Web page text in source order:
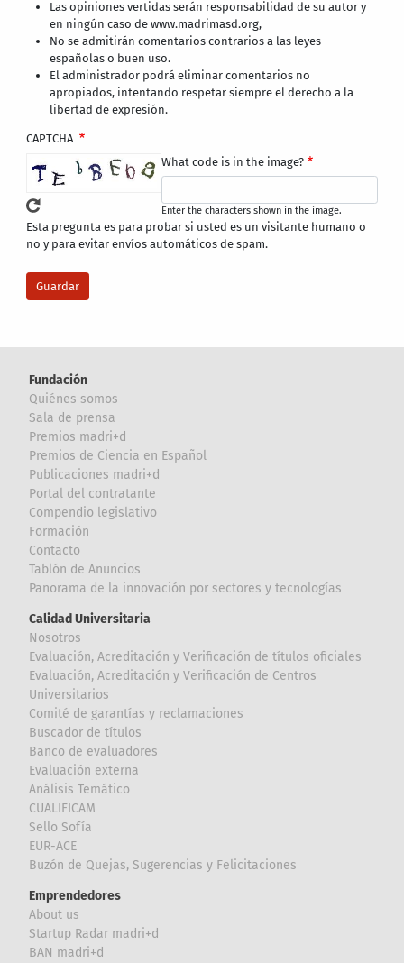
Las opiniones vertidas serán responsabilidad de su autor y
en ningún caso de www.madrimasd.org,
No se admitirán comentarios contrarios a las leyes
españolas o buen uso.
El administrador podrá eliminar comentarios no
apropiados, intentando respetar siempre el derecho a la
libertad de expresión.
CAPTCHA
What code is in the image?
Enter the characters shown in the image.
Esta pregunta es para probar si usted es un visitante humano o
no y para evitar envíos automáticos de spam.
Fundación
Quiénes somos
Sala de prensa
Premios madri+d
Premios de Ciencia en Español
Publicaciones madri+d
Portal del contratante
Compendio legislativo
Formación
Contacto
Tablón de Anuncios
Panorama de la innovación por sectores y tecnologías
Calidad Universitaria
Nosotros
Evaluación, Acreditación y Verificación de títulos oficiales
Evaluación, Acreditación y Verificación de Centros
Universitarios
Comité de garantías y reclamaciones
Buscador de títulos
Banco de evaluadores
Evaluación externa
Análisis Temático
CUALIFICAM
Sello Sofía
EUR-ACE
Buzón de Quejas, Sugerencias y Felicitaciones
Emprendedores
About us
Startup Radar madri+d
BAN madri+d